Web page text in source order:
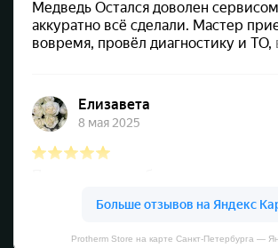
Protherm Store на карте Санкт‑Петербурга —